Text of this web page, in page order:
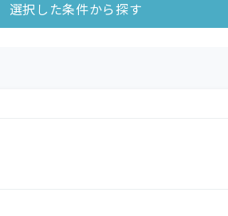
選択した条件から探す